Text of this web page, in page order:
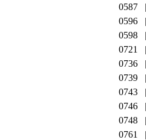
0587
0596
0598
0721
0736
0739
0743
0746
0748
0761